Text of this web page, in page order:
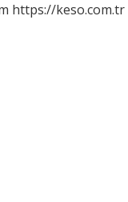
https://keso.com.tr